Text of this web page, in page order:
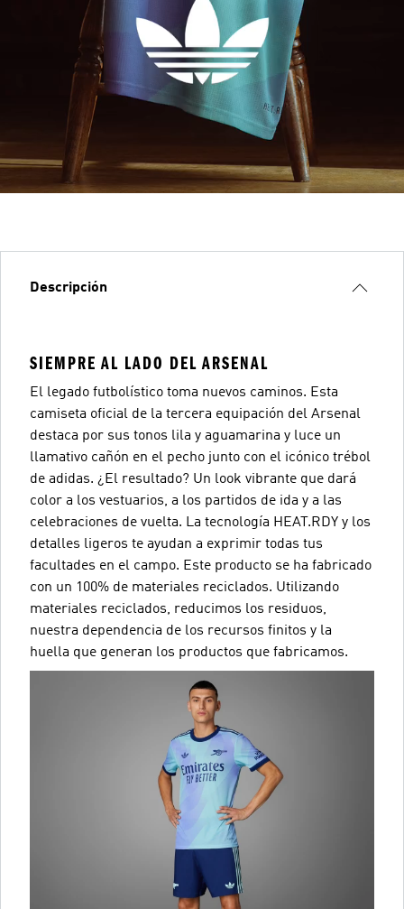
Descripción
SIEMPRE AL LADO DEL ARSENAL
El legado futbolístico toma nuevos caminos. Esta
camiseta oficial de la tercera equipación del Arsenal
destaca por sus tonos lila y aguamarina y luce un
llamativo cañón en el pecho junto con el icónico trébol
de adidas. ¿El resultado? Un look vibrante que dará
color a los vestuarios, a los partidos de ida y a las
celebraciones de vuelta. La tecnología HEAT.RDY y los
detalles ligeros te ayudan a exprimir todas tus
facultades en el campo. Este producto se ha fabricado
con un 100% de materiales reciclados. Utilizando
materiales reciclados, reducimos los residuos,
nuestra dependencia de los recursos finitos y la
huella que generan los productos que fabricamos.